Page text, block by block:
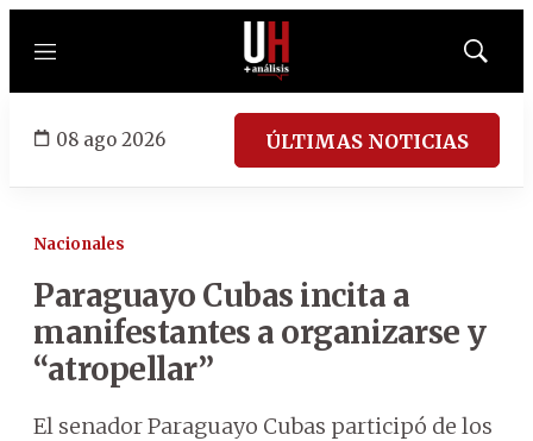
Menú
Mostrar
08 ago 2026 ÚLTIMAS NOTICIAS
Nacionales
Paraguayo Cubas incita a
manifestantes a organizarse y
“atropellar”
El senador Paraguayo Cubas participó de los